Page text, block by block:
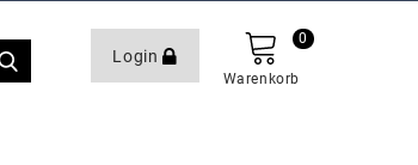
Login
Warenkorb
0